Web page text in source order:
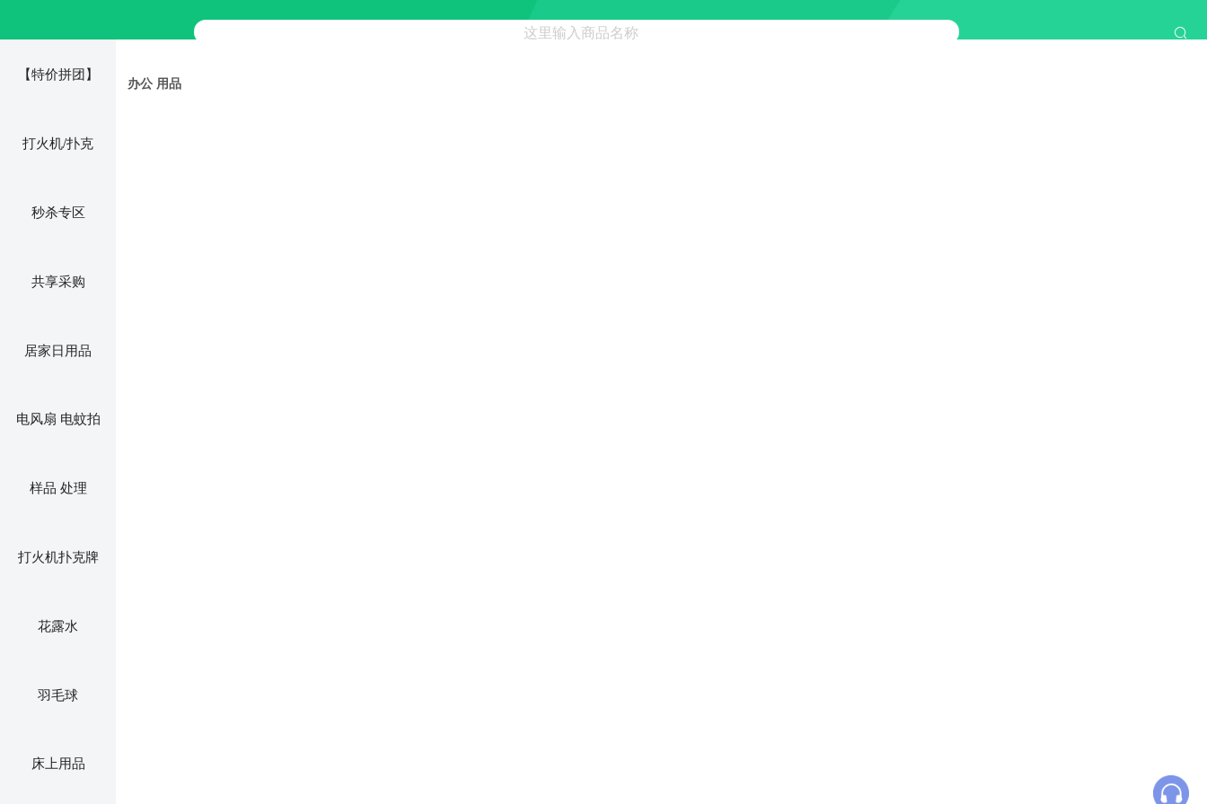
【特价拼团】
打火机/扑克
秒杀专区
共享采购
居家日用品
电风扇 电蚊拍
样品 处理
打火机扑克牌
花露水
羽毛球
床上用品
办公 用品